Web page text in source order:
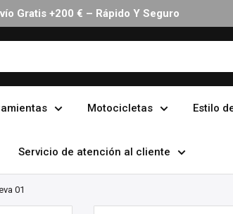
Gratis +200 € – Rápido Y Seguro
Motocicletas Estilo
Servicio de atención al cliente
01